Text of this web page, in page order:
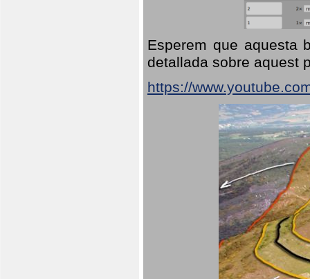
Esperem que aquesta
detallada sobre aquest
https://